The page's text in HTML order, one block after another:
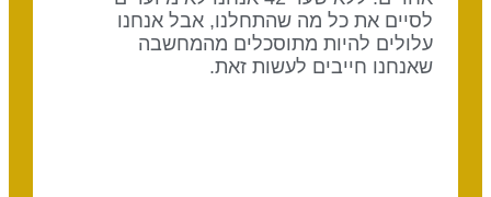
לסיים את כל מה שהתחלנו, אבל אנחנו
עלולים להיות מתוסכלים מהמחשבה
שאנחנו חייבים לעשות זאת.